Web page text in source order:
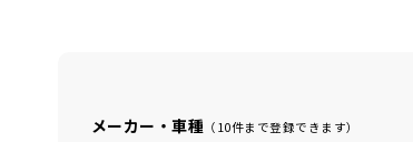
メーカー・車種 （10件まで登録できます）